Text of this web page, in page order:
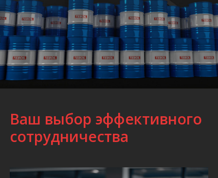
Ваш выбор эффективного
сотрудничества